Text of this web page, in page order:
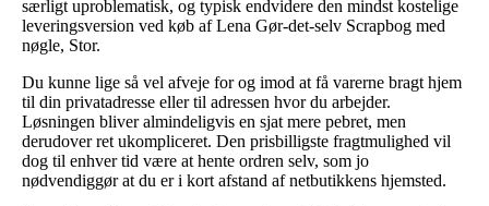
særligt uproblematisk, og typisk endvidere den mindst kostelige
leveringsversion ved køb af Lena Gør-det-selv Scrapbog med
nøgle, Stor.
Du kunne lige så vel afveje for og imod at få varerne bragt hjem
til din privatadresse eller til adressen hvor du arbejder.
Løsningen bliver almindeligvis en sjat mere pebret, men
derudover ret ukompliceret. Den prisbilligste fragtmulighed vil
dog til enhver tid være at hente ordren selv, som jo
nødvendiggør at du er i kort afstand af netbutikkens hjemsted.